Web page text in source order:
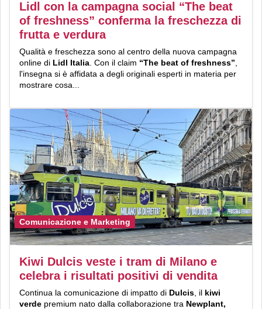
Lidl con la campagna social “The beat
of freshness” conferma la freschezza di
frutta e verdura
Qualità e freschezza sono al centro della nuova campagna
online di Lidl Italia . Con il claim “The beat of freshness”
l'insegna si è affidata a degli originali esperti in materia per
mostrare cosa...
Comunicazione e Marketing
Kiwi Dulcis veste i tram di Milano e
celebra i risultati positivi di vendita
Continua la comunicazione di impatto di Dulcis , il kiwi
verde premium nato dalla collaborazione tra Newplant,